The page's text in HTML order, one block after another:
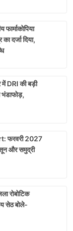
दर्जा दिया,
में DRI की बड़ी
भंडाफोड़,
फरवरी 2027
और समुद्री
रोबोटिक
सेठ बोले-